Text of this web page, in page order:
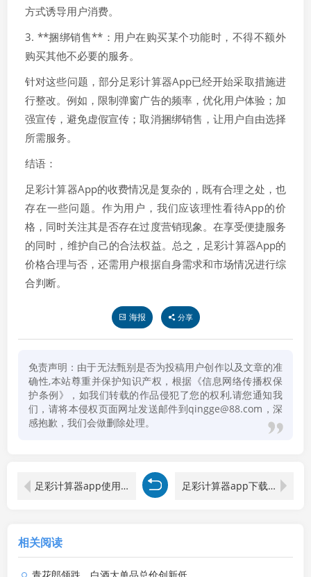
方式诱导用户消费。
3. **捆绑销售**：用户在购买某个功能时，不得不额外
购买其他不必要的服务。
针对这些问题，部分足彩计算器App已经开始采取措施进
行整改。例如，限制弹窗广告的频率，优化用户体验；加
强宣传，避免虚假宣传；取消捆绑销售，让用户自由选择
所需服务。
结语：
足彩计算器App的收费情况是复杂的，既有合理之处，也
存在一些问题。作为用户，我们应该理性看待App的价
格，同时关注其是否存在过度营销现象。在享受便捷服务
的同时，维护自己的合法权益。总之，足彩计算器App的
价格合理与否，还需用户根据自身需求和市场情况进行综
合判断。
海报 分享
免责声明：由于无法甄别是否为投稿用户创作以及文章的准
确性,本站尊重并保护知识产权，根据《信息网络传播权保
护条例》，如我们转载的作品侵犯了您的权利,请您通知我
们，请将本侵权页面网址发送邮件到qingge@88.com，深
感抱歉，我们会做删除处理。
足彩计算器app使用教程 足彩计算器app下载方法
相关阅读